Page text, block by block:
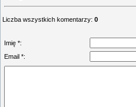
Liczba wszystkich komentarzy: 0
Imię *:
Email *: